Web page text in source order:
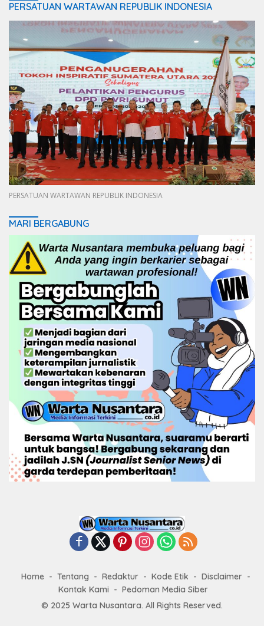
PERSATUAN WARTAWAN REPUBLIK INDONESIA
PERSATUAN WARTAWAN REPUBLIK INDONESIA
MARI BERGABUNG
Home Tentang Redaktur Kode Etik
Disclaimer
Kontak Kami
Pedoman Media Siber
© 2025 Warta Nusantara. All Rights Reserved.